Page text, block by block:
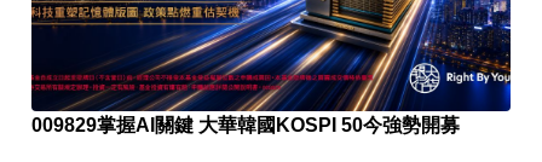
009829掌握AI關鍵 大華韓國KOSPI 50今強勢開募